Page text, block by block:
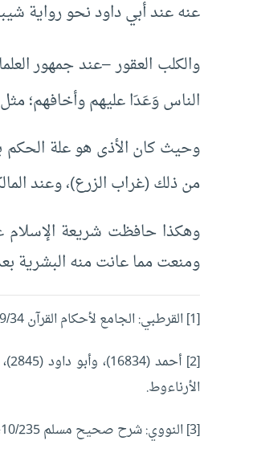
عنه عند أبي داود نحو رواية
والكلب العقور –عند جمهور
الناس وَعَدَا عليهم وأخافهم؛ مثل:
وحيث كان الأذى هو علة الحكم
من ذلك (غراب الزرع)، وعند
وهكذا حافظت شريعة الإسلام
ومنعت مما عانت منه البشرية
[1] القرطبي: الجامع لأحكام القرآن 9/34.
[2]
الأرناءوط.
[3] النووي: شرح صحيح مسلم 10/235، الخطابي: معالم السنن 4/289.